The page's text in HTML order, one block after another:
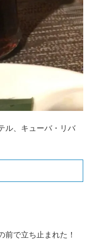
ル、キューバ・リバ
前で立ち止まれた！